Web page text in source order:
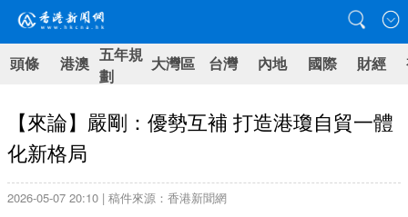
頭條 港澳 五年規
劃
大灣區 台灣 內地 國際 財經
【來論】嚴剛：優勢互補 打造港瓊自貿一體
化新格局
2026-05-07 20:10 | 稿件來源：香港新聞網